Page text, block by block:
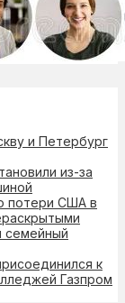
и Петербург
из-за
потери США в
семейный
к
Газпром